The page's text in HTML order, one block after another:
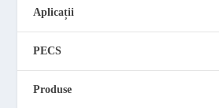
Aplicații
PECS
Produse